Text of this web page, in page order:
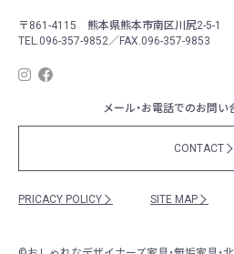
〒861-4115 熊本県熊本市南区川尻2-5-1
TEL.096-357-9852／FAX.096-357-9853
メール・お電話でのお問い
CONTACT
PRICACY POLICY SITE MAP